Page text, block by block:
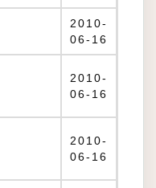
2010-
06-16
2010-
06-16
2010-
06-16